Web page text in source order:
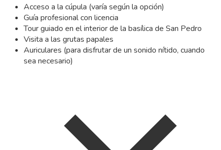
Acceso a la cúpula (varía según la opción)
Guía profesional con licencia
Tour guiado en el interior de la basílica de San Pedro
Visita a las grutas papales
Auriculares (para disfrutar de un sonido nítido, cuando
sea necesario)